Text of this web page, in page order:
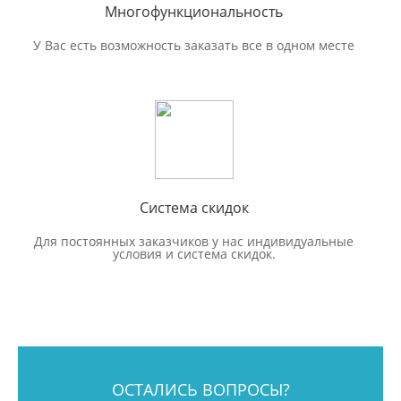
Многофункциональность
У Вас есть возможность заказать все в одном месте
Система скидок
Для постоянных заказчиков у нас индивидуальные
условия и система скидок.
ОСТАЛИСЬ ВОПРОСЫ?